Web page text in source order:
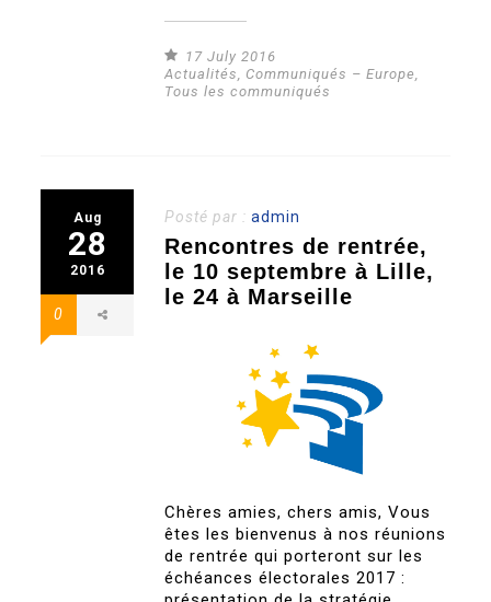
17 July 2016
Actualités, Communiqués – Europe,
Tous les communiqués
Aug
28
2016
0
Posté par :admin
Rencontres de rentrée,
le 10 septembre à Lille,
le 24 à Marseille
Chères amies, chers amis, Vous
êtes les bienvenus à nos réunions
de rentrée qui porteront sur les
échéances électorales 2017 :